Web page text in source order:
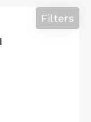
Filters